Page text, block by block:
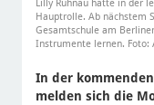
Lilly Ruhnau hatte in der
Hauptrolle. Ab nächstem
Gesamtschule am
Instrumente lernen. Foto:
In der
melden sich die